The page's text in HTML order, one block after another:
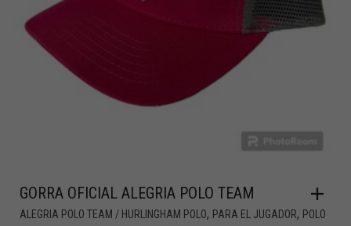
GORRA OFICIAL ALEGRIA POLO TEAM
ALEGRIA POLO TEAM / HURLINGHAM POLO, PARA EL JUGADOR, POLO